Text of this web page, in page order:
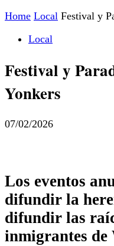
Home Local Festival y
Local
Festival y
Yonkers
07/02/2026
Los eventos
difundir la
difundir las
inmigrantes de